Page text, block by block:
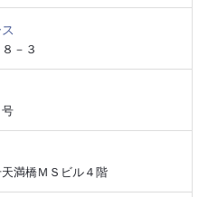
－３
満橋ＭＳビル４階